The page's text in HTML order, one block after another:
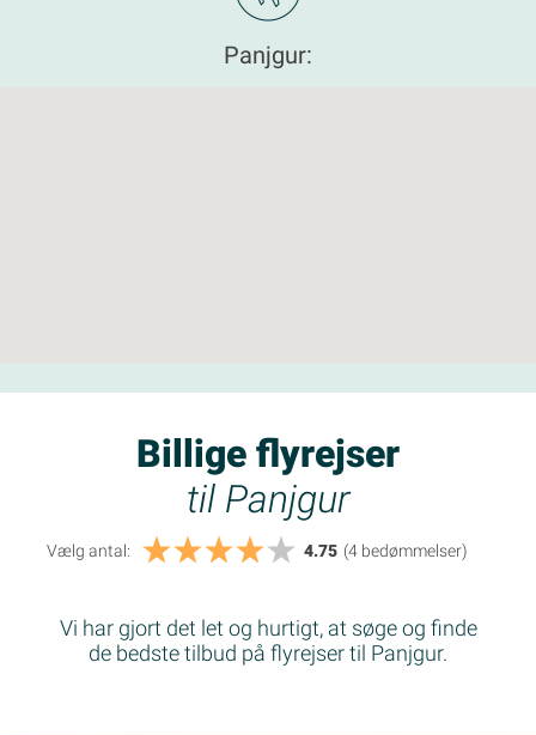
Panjgur:
Billige flyrejser
til Panjgur
Vælg antal: 4.75 (4 bedømmelser)
Vi har gjort det let og hurtigt, at søge og finde
de bedste tilbud på flyrejser til Panjgur.